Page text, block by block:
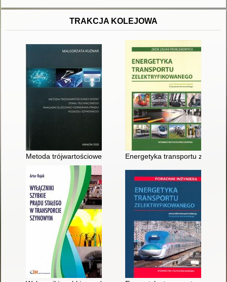
TRAKCJA KOLEJOWA
Metoda trójwartościowej oceny stanu technicznego nakładki
Energetyka transportu